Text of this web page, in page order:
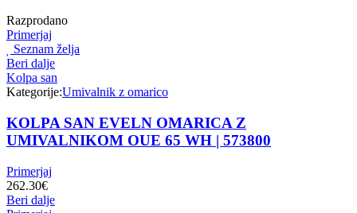
Razprodano
Primerjaj
Seznam želja
Beri dalje
Kolpa san
Kategorije:Umivalnik z omarico
KOLPA SAN EVELN OMARICA Z
UMIVALNIKOM OUE 65 WH | 573800
Primerjaj
262.30€
Beri dalje